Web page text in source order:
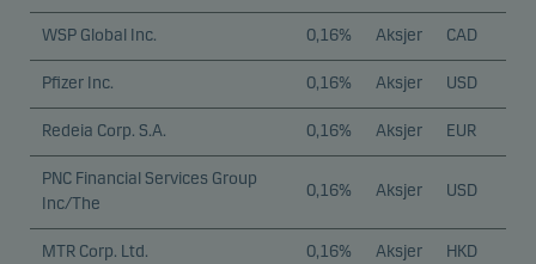
WSP Global Inc. 0,16% Aksjer CAD
Pfizer Inc. 0,16% Aksjer USD
Redeia Corp. S.A. 0,16% Aksjer EUR
PNC Financial Services Group
Inc/The
0,16% Aksjer USD
MTR Corp. Ltd. 0,16% Aksjer HKD